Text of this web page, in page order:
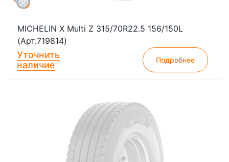
MICHELIN X Multi Z 315/70R22.5 156/150L
(Арт.719814)
Уточнить
наличие
Подробнее